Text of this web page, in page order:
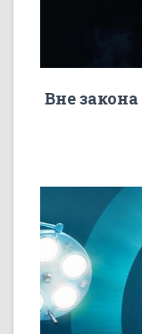
Вне закона